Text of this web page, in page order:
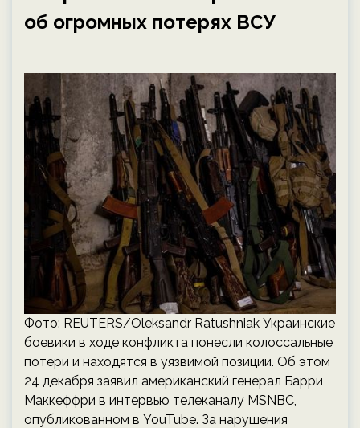
об огромных потерях ВСУ
Фото: REUTERS/Oleksandr Ratushniak Украинские
боевики в ходе конфликта понесли колоссальные
потери и находятся в уязвимой позиции. Об этом
24 декабря заявил американский генерал Барри
Маккеффри в интервью телеканалу MSNBC,
опубликованном в YouTube. За нарушения